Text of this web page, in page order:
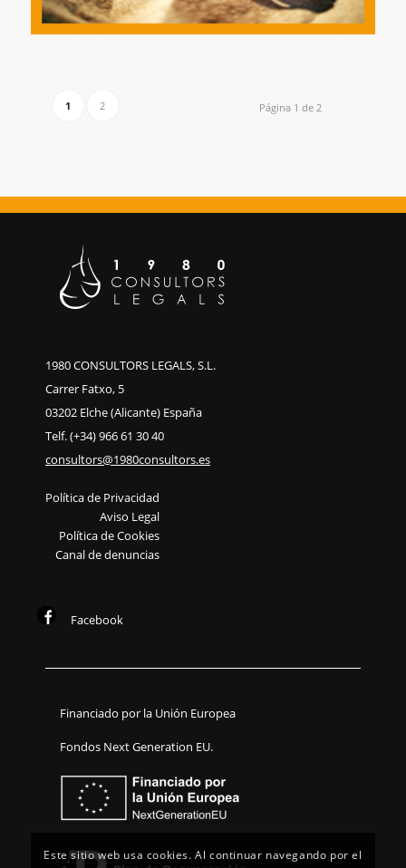
Página 1 de 2
1 2
Este sitio web usa cookies. Al continuar navegando por el
1980 CONSULTORS LEGALS, S.L.
Carrer Fatxo, 5
03202 Elche (Alicante) España
Telf. (+34) 966 61 30 40
consultors@1980consultors.es
Política de Privacidad
Aviso Legal
Política de Cookies
Canal de denuncias
Facebook
Financiado por la Unión Europea
Fondos Next Generation EU.